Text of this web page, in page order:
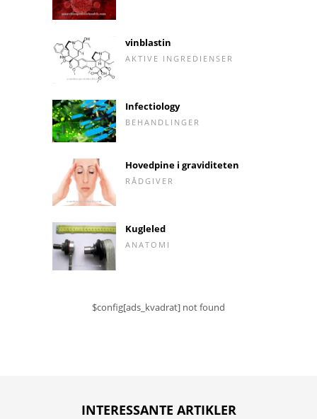
vinblastin
AKTIVE INGREDIENSER
Infectiology
BEHANDLINGER
Hovedpine i graviditeten
RÅDGIVER
Kugleled
ANATOMI
$config[ads_kvadrat] not found
INTERESSANTE ARTIKLER